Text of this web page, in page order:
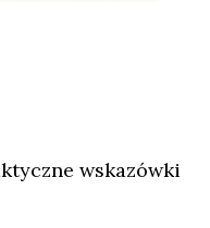
wskazówki